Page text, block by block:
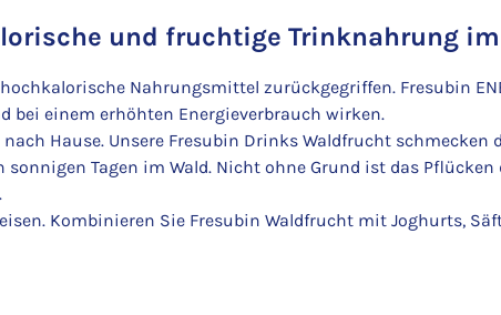
und fruchtige Trinknahrung
Nahrungsmittel zurückgegriffen. Fresubin
bei einem erhöhten Energieverbrauch wirken.
Hause. Unsere Fresubin Drinks Waldfrucht
Tagen im Wald. Nicht ohne Grund ist das Pflücken
Kombinieren Sie Fresubin Waldfrucht mit Joghurts,